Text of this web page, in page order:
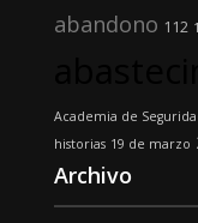
abandono 112
Academia de
historias 19 de marzo
Archivo